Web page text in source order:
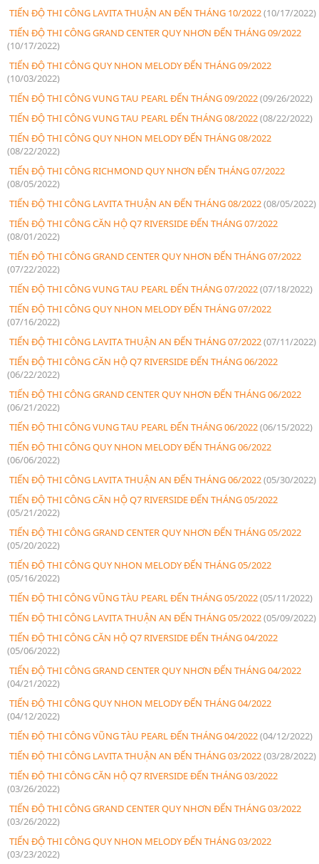
TIẾN ĐỘ THI CÔNG LAVITA THUẬN AN ĐẾN THÁNG 10/2022(10/17/2022)
TIẾN ĐỘ THI CÔNG GRAND CENTER QUY NHƠN ĐẾN THÁNG 09/2022
(10/17/2022)
TIẾN ĐỘ THI CÔNG QUY NHON MELODY ĐẾN THÁNG 09/2022
(10/03/2022)
TIẾN ĐỘ THI CÔNG VUNG TAU PEARL ĐẾN THÁNG 09/2022(09/26/2022)
TIẾN ĐỘ THI CÔNG VUNG TAU PEARL ĐẾN THÁNG 08/2022(08/22/2022)
TIẾN ĐỘ THI CÔNG QUY NHON MELODY ĐẾN THÁNG 08/2022
(08/22/2022)
TIẾN ĐỘ THI CÔNG RICHMOND QUY NHƠN ĐẾN THÁNG 07/2022
(08/05/2022)
TIẾN ĐỘ THI CÔNG LAVITA THUẬN AN ĐẾN THÁNG 08/2022(08/05/2022)
TIẾN ĐỘ THI CÔNG CĂN HỘ Q7 RIVERSIDE ĐẾN THÁNG 07/2022
(08/01/2022)
TIẾN ĐỘ THI CÔNG GRAND CENTER QUY NHƠN ĐẾN THÁNG 07/2022
(07/22/2022)
TIẾN ĐỘ THI CÔNG VUNG TAU PEARL ĐẾN THÁNG 07/2022(07/18/2022)
TIẾN ĐỘ THI CÔNG QUY NHON MELODY ĐẾN THÁNG 07/2022
(07/16/2022)
TIẾN ĐỘ THI CÔNG LAVITA THUẬN AN ĐẾN THÁNG 07/2022(07/11/2022)
TIẾN ĐỘ THI CÔNG CĂN HỘ Q7 RIVERSIDE ĐẾN THÁNG 06/2022
(06/22/2022)
TIẾN ĐỘ THI CÔNG GRAND CENTER QUY NHƠN ĐẾN THÁNG 06/2022
(06/21/2022)
TIẾN ĐỘ THI CÔNG VUNG TAU PEARL ĐẾN THÁNG 06/2022(06/15/2022)
TIẾN ĐỘ THI CÔNG QUY NHON MELODY ĐẾN THÁNG 06/2022
(06/06/2022)
TIẾN ĐỘ THI CÔNG LAVITA THUẬN AN ĐẾN THÁNG 06/2022(05/30/2022)
TIẾN ĐỘ THI CÔNG CĂN HỘ Q7 RIVERSIDE ĐẾN THÁNG 05/2022
(05/21/2022)
TIẾN ĐỘ THI CÔNG GRAND CENTER QUY NHƠN ĐẾN THÁNG 05/2022
(05/20/2022)
TIẾN ĐỘ THI CÔNG QUY NHON MELODY ĐẾN THÁNG 05/2022
(05/16/2022)
TIẾN ĐỘ THI CÔNG VŨNG TÀU PEARL ĐẾN THÁNG 05/2022(05/11/2022)
TIẾN ĐỘ THI CÔNG LAVITA THUẬN AN ĐẾN THÁNG 05/2022(05/09/2022)
TIẾN ĐỘ THI CÔNG CĂN HỘ Q7 RIVERSIDE ĐẾN THÁNG 04/2022
(05/06/2022)
TIẾN ĐỘ THI CÔNG GRAND CENTER QUY NHƠN ĐẾN THÁNG 04/2022
(04/21/2022)
TIẾN ĐỘ THI CÔNG QUY NHON MELODY ĐẾN THÁNG 04/2022
(04/12/2022)
TIẾN ĐỘ THI CÔNG VŨNG TÀU PEARL ĐẾN THÁNG 04/2022(04/12/2022)
TIẾN ĐỘ THI CÔNG LAVITA THUẬN AN ĐẾN THÁNG 03/2022(03/28/2022)
TIẾN ĐỘ THI CÔNG CĂN HỘ Q7 RIVERSIDE ĐẾN THÁNG 03/2022
(03/26/2022)
TIẾN ĐỘ THI CÔNG GRAND CENTER QUY NHƠN ĐẾN THÁNG 03/2022
(03/26/2022)
TIẾN ĐỘ THI CÔNG QUY NHON MELODY ĐẾN THÁNG 03/2022
(03/23/2022)